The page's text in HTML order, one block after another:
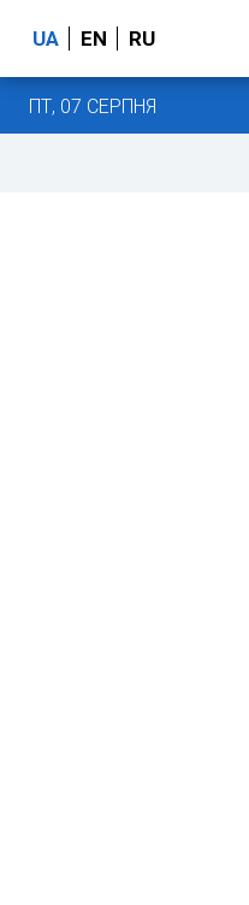
UA EN RU
ПТ, 07 СЕРПНЯ